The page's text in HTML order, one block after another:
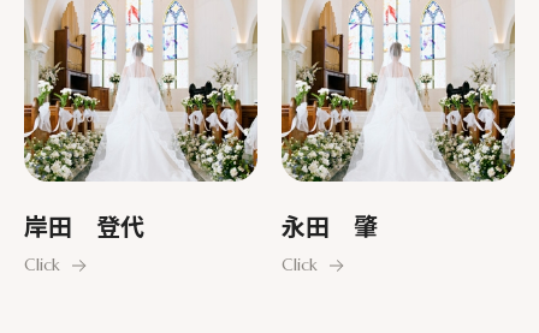
岸田 登代
Click
永田 肇
Click